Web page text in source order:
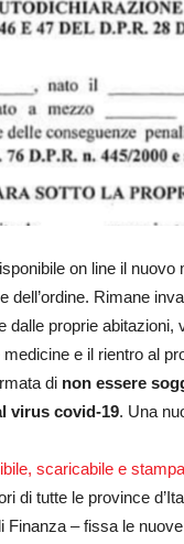
on line il nuovo
dell’ordine. Rimane
proprie
e il rientro al
di non essere
virus covid-19. Una
scaricabile e
di tutte le province
Finanza – fissa le